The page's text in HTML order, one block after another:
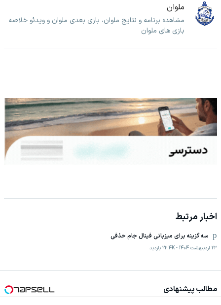
ملوان
مشاهده برنامه و نتایج ملوان، بازی بعدی ملوان و ویدئو خلاصه
بازی های ملوان
اخبار مرتبط
سه گزینه برای میزبانی فینال جام حذفی
23 اردیبهشت 1404 -
22.4K بازدید
مطالب پیشنهادی